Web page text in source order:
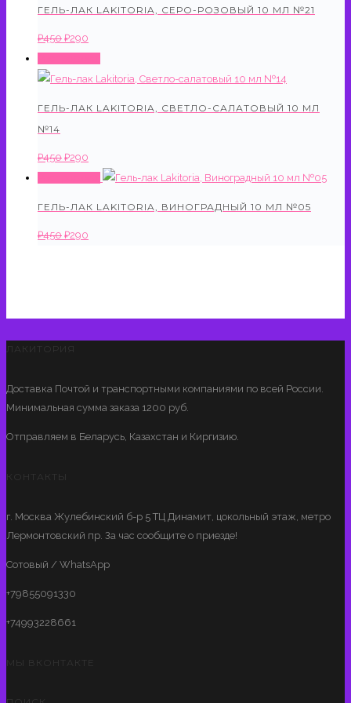
ГЕЛЬ-ЛАК LAKITORIA, СЕРО-РОЗОВЫЙ 10 МЛ №21
₽450 Первоначальная
составляла
₽290
₽290.
ГЕЛЬ-ЛАК LAKITORIA, СВЕТЛО-САЛАТОВЫЙ 10 МЛ
№14
₽450 Первоначальная
₽290
цена:
ГЕЛЬ-ЛАК LAKITORIA, ВИНОГРАДНЫЙ 10 МЛ №05
₽450 Первоначальная
₽290
ЛАКИТОРИЯ
Доставка Почтой и транспортными компаниями по всей России.
Минимальная сумма заказа 1200 руб.
Отправляем в Беларусь, Казахстан и Киргизию.
КОНТАКТЫ
г. Москва Жулебинский б-р 5 ТЦ Динамит, цокольный этаж, метро
Лермонтовский пр. За час сообщите о приезде!
Сотовый / WhatsApp
+79855091330
+74993228661
МЫ ВКОНТАКТЕ